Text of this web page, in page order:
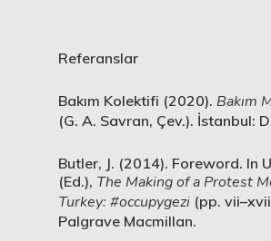
Referanslar
Bakım Kolektifi (2020). Bakım
(G. A. Savran, Çev.). İstanbul:
Butler, J. (2014). Foreword. In U.
(Ed.), The Making of a Protest
Turkey: #occupygezi (pp.
Palgrave Macmillan.